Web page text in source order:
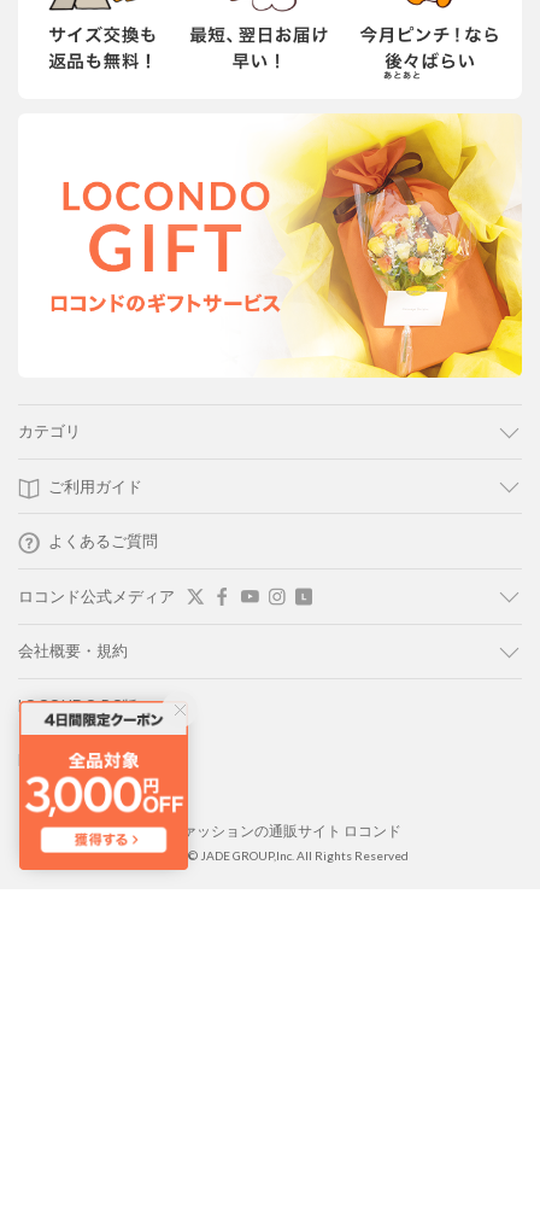
カテゴリ
ご利用ガイド
よくあるご質問
ロコンド公式メディア
会社概要・規約
LOCONDO PC版
LOCONDO アプリ
靴とファッションの通販サイト ロコンド
Copyright © JADE GROUP,Inc. All Rights Reserved